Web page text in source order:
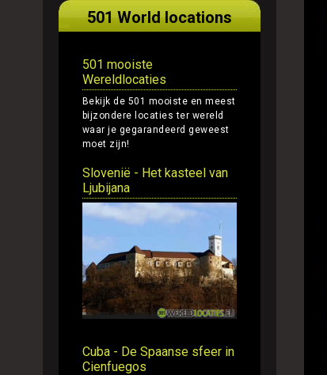
501 World locations
501 mooiste
Wereldlocaties
Bekijk de 501 mooiste en meest
bijzondere locaties ter wereld
waar je gegarandeerd geweest
moet zijn!
Slovenië - Het kasteel van
Ljubijana
Cuba - De Spaanse sfeer in
Cienfuegos